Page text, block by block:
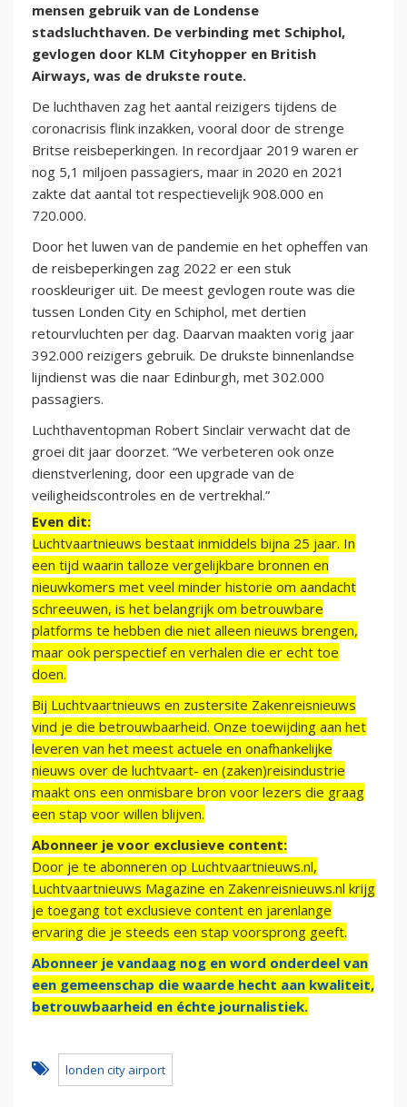
mensen gebruik van de Londense
stadsluchthaven. De verbinding met Schiphol,
gevlogen door KLM Cityhopper en British
Airways, was de drukste route.
De luchthaven zag het aantal reizigers tijdens de
coronacrisis flink inzakken, vooral door de strenge
Britse reisbeperkingen. In recordjaar 2019 waren er
nog 5,1 miljoen passagiers, maar in 2020 en 2021
zakte dat aantal tot respectievelijk 908.000 en
720.000.
Door het luwen van de pandemie en het opheffen van
de reisbeperkingen zag 2022 er een stuk
rooskleuriger uit. De meest gevlogen route was die
tussen Londen City en Schiphol, met dertien
retourvluchten per dag. Daarvan maakten vorig jaar
392.000 reizigers gebruik. De drukste binnenlandse
lijndienst was die naar Edinburgh, met 302.000
passagiers.
Luchthaventopman Robert Sinclair verwacht dat de
groei dit jaar doorzet. “We verbeteren ook onze
dienstverlening, door een upgrade van de
veiligheidscontroles en de vertrekhal.”
Even dit:
Luchtvaartnieuws bestaat inmiddels bijna 25 jaar. In
een tijd waarin talloze vergelijkbare bronnen en
nieuwkomers met veel minder historie om aandacht
schreeuwen, is het belangrijk om betrouwbare
platforms te hebben die niet alleen nieuws brengen,
maar ook perspectief en verhalen die er echt toe
doen.
Bij Luchtvaartnieuws en zustersite Zakenreisnieuws
vind je die betrouwbaarheid. Onze toewijding aan het
leveren van het meest actuele en onafhankelijke
nieuws over de luchtvaart- en (zaken)reisindustrie
maakt ons een onmisbare bron voor lezers die graag
een stap voor willen blijven.
Abonneer je voor exclusieve content:
Door je te abonneren op Luchtvaartnieuws.nl,
Luchtvaartnieuws Magazine en Zakenreisnieuws.nl krijg
je toegang tot exclusieve content en jarenlange
ervaring die je steeds een stap voorsprong geeft.
Abonneer je vandaag nog en word onderdeel van
een gemeenschap die waarde hecht aan kwaliteit,
betrouwbaarheid en échte journalistiek.
londen city airport